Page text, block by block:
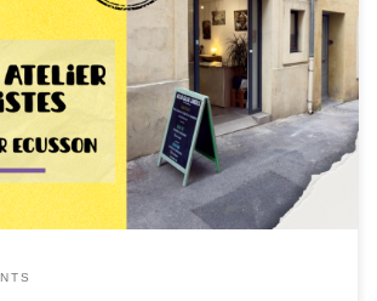
Location local 48 m² – Atelier
d’art – Montpellier Écusson À louer
7 rue de la Providence, entre la rue
la Cathédrale Saint-Pierre de
cœur de l’Écusson à Montpellier. Atelier,
avec une grande […]